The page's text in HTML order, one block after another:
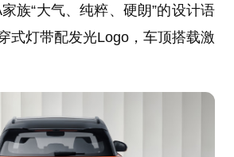
族“大气、纯粹、硬朗”的设计语
式灯带配发光Logo，车顶搭载激